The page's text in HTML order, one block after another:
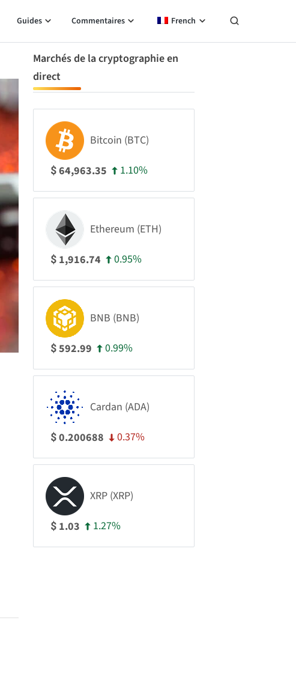
Guides Commentaires French
Marchés de la cryptographie en
direct
Bitcoin (BTC)
$64,963.35 1.10%
Ethereum (ETH)
$ 1,916.74 0.95%
BNB (BNB)
$592.99 0.99%
Cardan (ADA)
$0.200688 0.37%
XRP (XRP)
$ 1.03 1.27%